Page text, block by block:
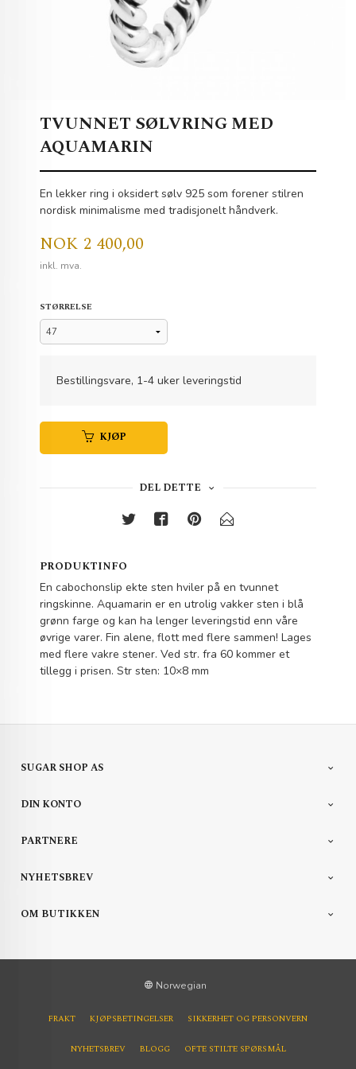
TVUNNET SØLVRING MED
AQUAMARIN
En lekker ring i oksidert sølv 925 som forener stilren
nordisk minimalisme med tradisjonelt håndverk.
Pris
NOK 2 400,00
inkl. mva.
STØRRELSE
Bestillingsvare, 1-4 uker leveringstid
KJØP
DEL DETTE
PRODUKTINFO
En cabochonslip ekte sten hviler på en tvunnet
ringskinne. Aquamarin er en utrolig vakker sten i blå
grønn farge og kan ha lenger leveringstid enn våre
øvrige varer. Fin alene, flott med flere sammen! Lages
med flere vakre stener. Ved str. fra 60 kommer et
tillegg i prisen. Str sten: 10×8 mm
SUGAR SHOP AS
DIN KONTO
PARTNERE
NYHETSBREV
OM BUTIKKEN
Norwegian
FRAKT KJØPSBETINGELSER SIKKERHET OG PERSONVERN
NYHETSBREV BLOGG OFTE STILTE SPØRSMÅL